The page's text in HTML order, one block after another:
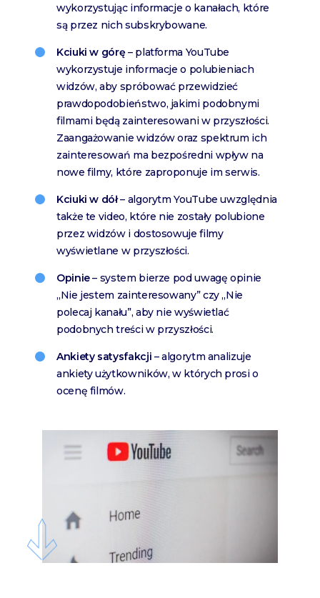
wykorzystując informacje o kanałach, które
są przez nich subskrybowane.
Kciuki w górę– platforma YouTube
wykorzystuje informacje o polubieniach
widzów, aby spróbować przewidzieć
prawdopodobieństwo, jakimi podobnymi
filmami będą zainteresowani w przyszłości.
Zaangażowanie widzów oraz spektrum ich
zainteresowań ma bezpośredni wpływ na
nowe filmy, które zaproponuje im serwis.
Kciuki w dół– algorytm YouTube uwzględnia
także te video, które nie zostały polubione
przez widzów i dostosowuje filmy
wyświetlane w przyszłości.
Opinie– system bierze pod uwagę opinie
„Nie jestem zainteresowany” czy „Nie
polecaj kanału”, aby nie wyświetlać
podobnych treści w przyszłości.
Ankiety satysfakcji – algorytm analizuje
ankiety użytkowników, w których prosi o
ocenę filmów.